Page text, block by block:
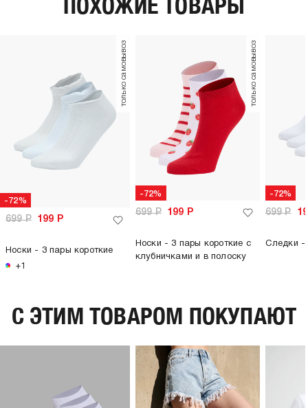
-72%
только самовывоз
699Р 199 Р
Носки - 3 пары короткие
+1
-72%
только самовывоз
699Р 199 Р
Носки - 3 пары короткие с
клубничками и в полоску
-72%
699Р
Следки -
C ЭТИМ ТОВАРОМ ПОКУПАЮТ